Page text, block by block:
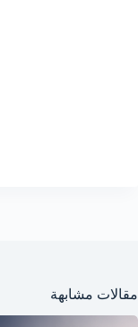
مقالات مشابهة